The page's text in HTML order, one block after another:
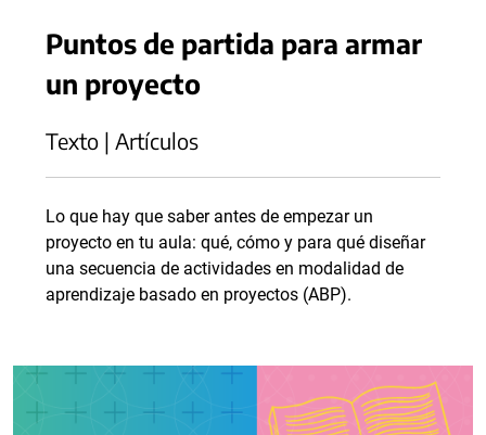
Puntos de partida para armar
un proyecto
Texto | Artículos
Lo que hay que saber antes de empezar un
proyecto en tu aula: qué, cómo y para qué diseñar
una secuencia de actividades en modalidad de
aprendizaje basado en proyectos (ABP).